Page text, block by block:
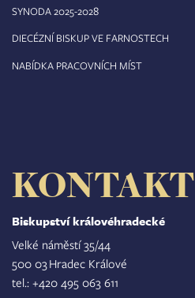
SYNODA 2025-2028
DIECÉZNÍ BISKUP VE FARNOSTECH
NABÍDKA PRACOVNÍCH MÍST
KONTAKT
Biskupství královéhradecké
Velké náměstí 35/44
500 03 Hradec Králové
tel.: +420 495 063 611